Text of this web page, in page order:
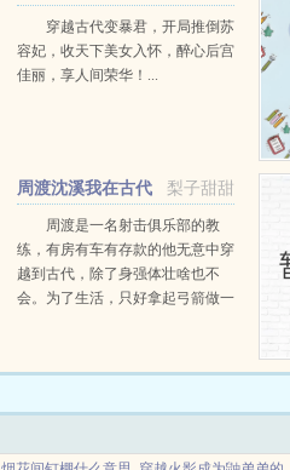
强昏君最新章节在线阅读
穿越古代变暴君，开局推倒苏
容妃，收天下美女入怀，醉心后宫
佳丽，享人间荣华！...
梨子甜甜
周渡沈溪我在古代
当猎户小说免费在线阅读
周渡是一名射击俱乐部的教
练，有房有车有存款的他无意中穿
越到古代，除了身强体壮啥也不
会。为了生活，只好拿起弓箭做一
只野兔，不会做（失望）第三天周